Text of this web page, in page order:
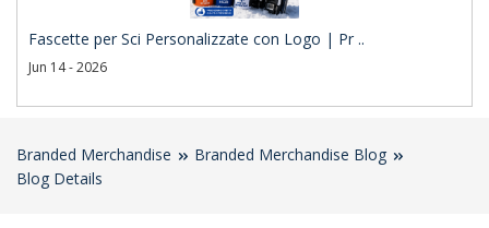
Fascette per Sci Personalizzate con Logo | Pr ..
Jun 14 - 2026
Branded Merchandise
Branded Merchandise Blog
Blog Details